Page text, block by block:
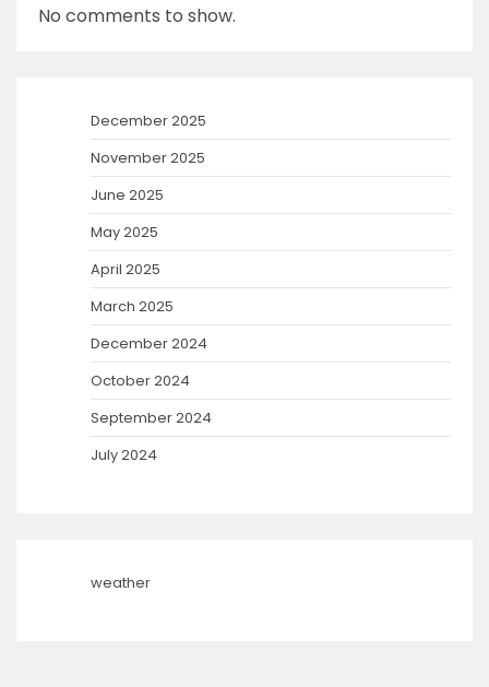
No comments to show.
December 2025
November 2025
June 2025
May 2025
April 2025
March 2025
December 2024
October 2024
September 2024
July 2024
weather